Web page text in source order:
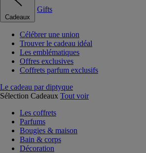
Cadeaux
Gifts
Célébrer une union
Trouver le cadeau idéal
Les emblématiques
Offres exclusives
Coffrets parfum exclusifs
Le cadeau par diptyque
Sélection Cadeaux Tout voir
Les coffrets
Parfums
Bougies & maison
Bain & corps
Décoration